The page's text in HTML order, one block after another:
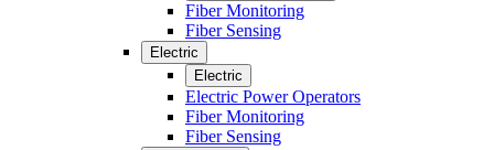
Fiber Monitoring
Fiber Sensing
Electric
Electric
Electric Power Operators
Fiber Monitoring
Fiber Sensing